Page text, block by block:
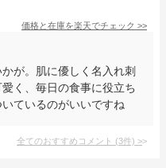
価格と在庫を楽天でチェック >>
が。肌に優しく名入れ刺
く、毎日の食事に役立ち
ているのがいいですね
全てのおすすめコメント (3件) >